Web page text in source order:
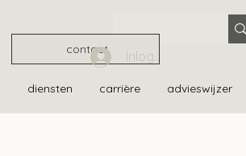
contact
diensten carrière advieswijzer
Inloggen